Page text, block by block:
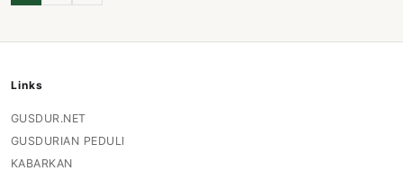
Links
GUSDUR.NET
GUSDURIAN PEDULI
KABARKAN